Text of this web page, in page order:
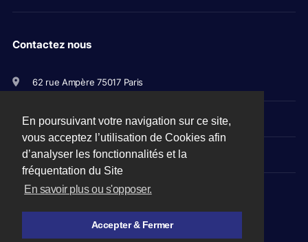
En poursuivant votre navigation sur ce site,
vous acceptez l’utilisation de Cookies afin
d’analyser les fonctionnalités et la
fréquentation du Site
En savoir plus ou s'opposer.
Accepter & Fermer
Contactez nous
62 rue Ampère 75017 Paris
+33(0)1 56 79 11 00
avocats@picovschi.com
Mentions légales -CGU